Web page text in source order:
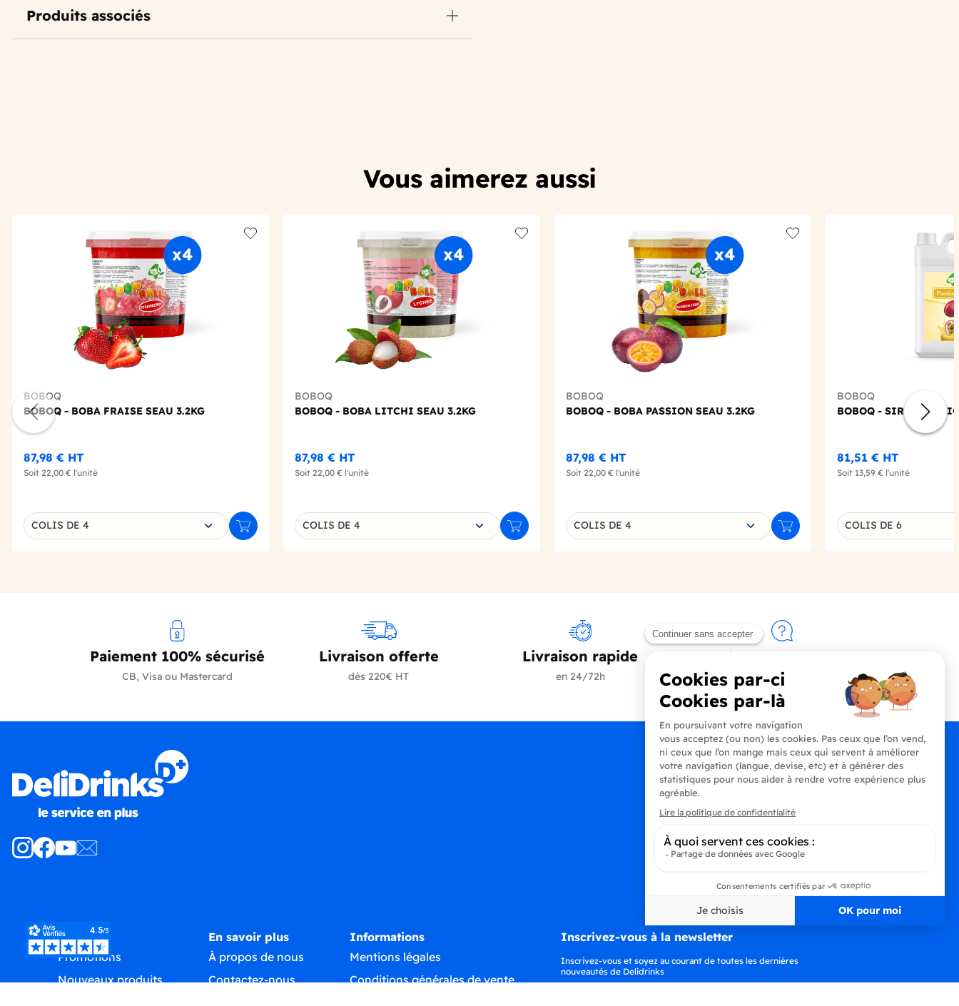
Produits associés
Vous aimerez aussi
BOBOQ
BOBOQ - BOBA FRAISE SEAU 3.2KG
87,98 € HT
Soit 22,00 € l'unité
Choisissez une déclinaison
COLIS DE 4 Ajouter au panier
BOBOQ
BOBOQ - BOBA LITCHI SEAU 3.2KG
87,98 € HT
Soit 22,00 € l'unité
Choisissez une déclinaison
COLIS DE 4 Ajouter au panier
BOBOQ
BOBOQ - BOBA PASSION SEAU 3.2KG
87,98 € HT
Soit 22,00 € l'unité
Choisissez une déclinaison
COLIS DE 4 Ajouter au panier
BOBOQ
BOBOQ - SIROP
81,51 € HT
Soit 13,59 € l'unité
Choisissez une
COLIS DE 6
Paiement 100% sécurisé
CB, Visa ou Mastercard
Livraison offerte
dès 220€ HT
Livraison rapide
en 24/72h
Contactez-nous
+33 (0)4 90 91 20 80
Produits
Promotions
Nouveaux produits
En savoir plus
À propos de nous
Contactez-nous
Informations
Mentions légales
Conditions générales de vente
Inscrivez-vous à la newsletter
Inscrivez-vous et soyez au courant de toutes les dernières
nouveautés de Delidrinks